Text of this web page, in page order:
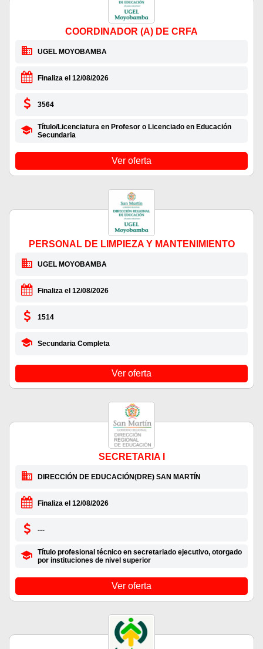
COORDINADOR (A) DE CRFA
UGEL MOYOBAMBA
Finaliza el 12/08/2026
3564
Título/Licenciatura en Profesor o Licenciado en Educación
Secundaria
Ver oferta
PERSONAL DE LIMPIEZA Y MANTENIMIENTO
UGEL MOYOBAMBA
Finaliza el 12/08/2026
1514
Secundaria Completa
Ver oferta
SECRETARIA I
DIRECCIÓN DE EDUCACIÓN(DRE) SAN MARTÍN
Finaliza el 12/08/2026
---
Título profesional técnico en secretariado ejecutivo, otorgado
por instituciones de nivel superior
Ver oferta